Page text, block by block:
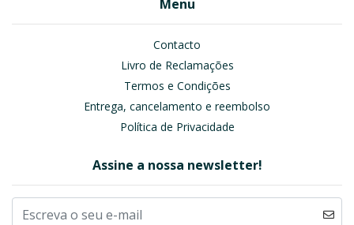
Menu
Contacto
Livro de Reclamações
Termos e Condições
Entrega, cancelamento e reembolso
Política de Privacidade
Assine a nossa newsletter!